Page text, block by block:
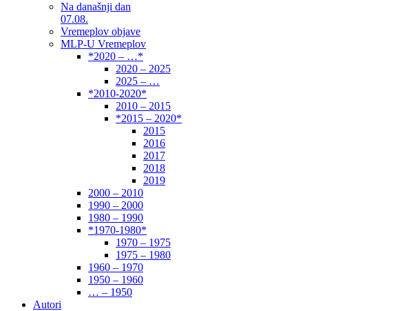
Na današnji dan
07.08.
Vremeplov objave
MLP-U Vremeplov
*2020 – …*
2020 – 2025
2025 – …
*2010-2020*
2010 – 2015
*2015 – 2020*
2015
2016
2017
2018
2019
2000 – 2010
1990 – 2000
1980 – 1990
*1970-1980*
1970 – 1975
1975 – 1980
1960 – 1970
1950 – 1960
… – 1950
Autori